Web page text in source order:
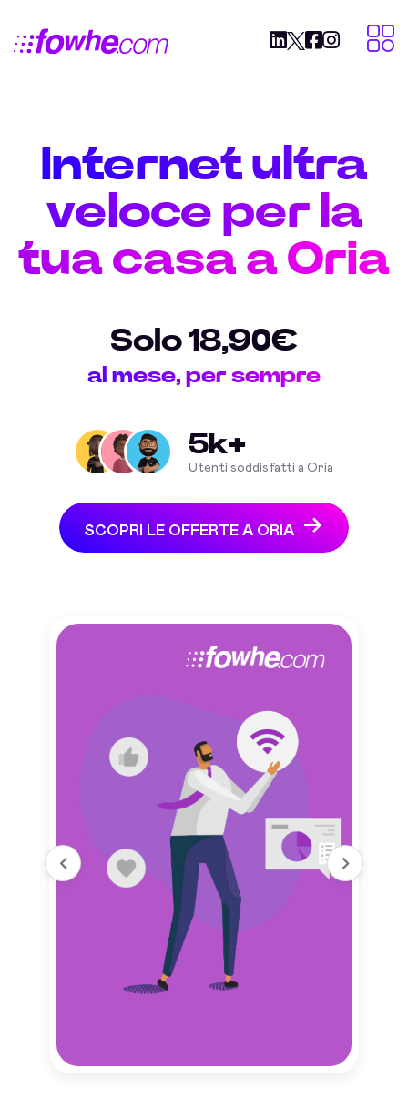
Internet ultra
veloce per la
tua casa a Oria
Solo 18,90€
al mese, per sempre
5k+
Utenti soddisfatti a Oria
SCOPRI LE OFFERTE A ORIA